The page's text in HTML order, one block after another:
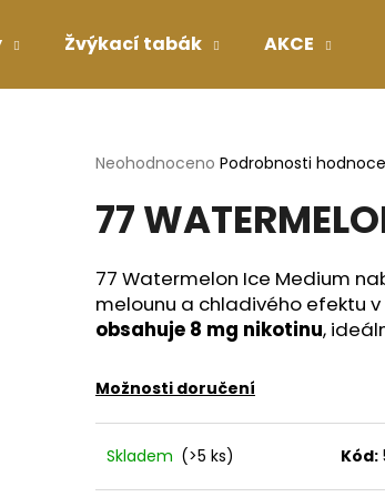
Žvýkací tabák AKCE
Průměrné
produktu
je
z
5
hvězdiček.
Neohodnoceno Podrobnosti
77
77 Watermelon Ice Medium
melounu a chladivého efektu
obsahuje 8 mg nikotinu,
Možnosti doručení
Skladem (>5 ks) Kód:
najít?
HLEDAT